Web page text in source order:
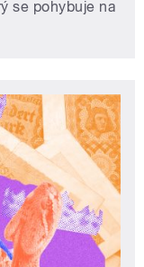
se pohybuje na